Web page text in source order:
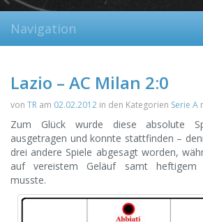
Navigation
Lazio – AC Milan 2:0
von TR am 02.02.2012 in den Kategorien Serie A
Zum Glück wurde diese absolute
ausgetragen und konnte stattfinden –
drei andere Spiele abgesagt worden,
auf vereistem Geläuf samt heftigem
musste.